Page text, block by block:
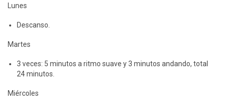
Lunes
Descanso.
Martes
3 veces: 5 minutos a ritmo suave y 3 minutos andando, total
24 minutos.
Miércoles